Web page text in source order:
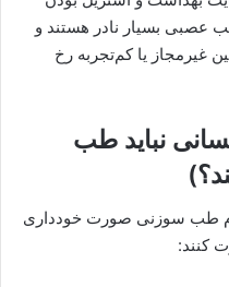
عصبی بسیار نادر هستند و
غیرمجاز یا کم‌تجربه رخ
نباید طب
طب سوزنی صورت خودداری
کنند: